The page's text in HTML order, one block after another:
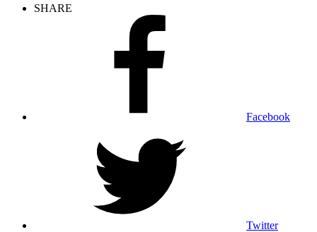
SHARE
Facebook
Twitter